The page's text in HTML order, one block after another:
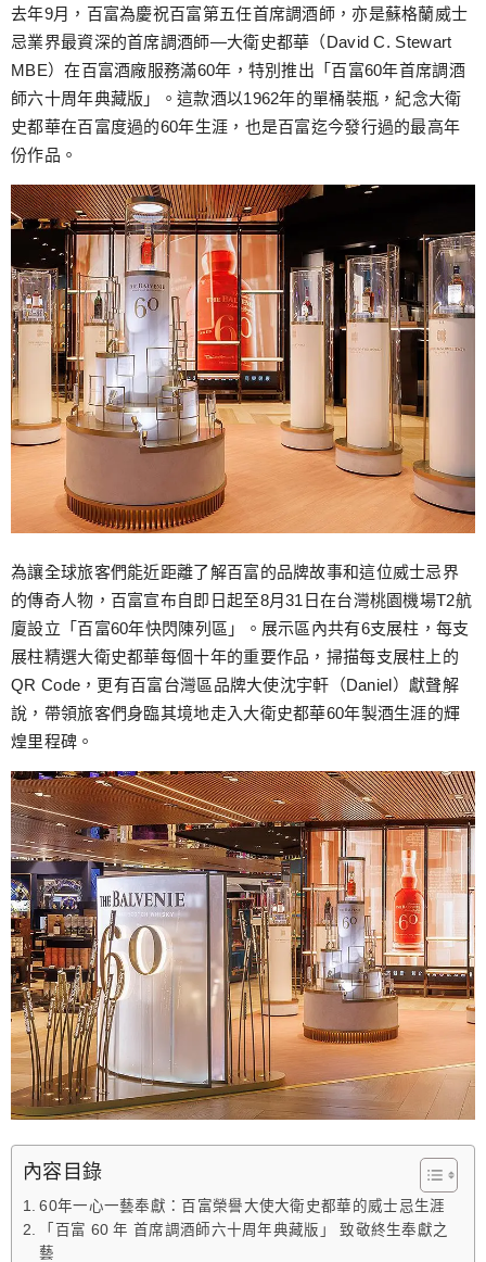
跳
至
主
要
內
容
去年9月，百富為慶祝百富第五任首席調酒師，亦是蘇格蘭威士
忌業界最資深的首席調酒師—大衛史都華（David C. Stewart
MBE）在百富酒廠服務滿60年，特別推出「百富60年首席調酒
師六十周年典藏版」。這款酒以1962年的單桶裝瓶，紀念大衛
史都華在百富度過的60年生涯，也是百富迄今發行過的最高年
份作品。
為讓全球旅客們能近距離了解百富的品牌故事和這位威士忌界
的傳奇人物，百富宣布自即日起至8月31日在台灣桃園機場T2航
廈設立「百富60年快閃陳列區」。展示區內共有6支展柱，每支
展柱精選大衛史都華每個十年的重要作品，掃描每支展柱上的
QR Code，更有百富台灣區品牌大使沈宇軒（Daniel）獻聲解
說，帶領旅客們身臨其境地走入大衛史都華60年製酒生涯的輝
煌里程碑。
內容目錄
60年一心一藝奉獻：百富榮譽大使大衛史都華的威士忌生涯
「百富 60 年 首席調酒師六十周年典藏版」 致敬終生奉獻之
藝